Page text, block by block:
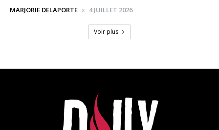
MARJORIE DELAPORTE 4 JUILLET 2026
Voir plus